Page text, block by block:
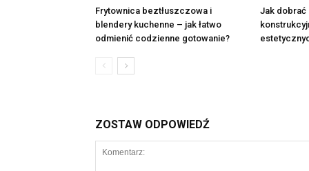
Frytownica beztłuszczowa i
blendery kuchenne – jak łatwo
odmienić codzienne gotowanie?
Jak dobrać
ZOSTAW ODPOWIEDŹ